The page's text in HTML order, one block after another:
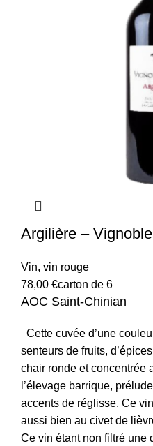
Argilière –
Vin, vin rouge
78,00 €carton de 6
AOC Saint-Chinian
Cette cuvée d’une
senteurs de fruits,
chair ronde et concentrée
l’élevage barrique,
accents de réglisse. Ce
aussi bien au civet de
Ce vin étant non filtré une